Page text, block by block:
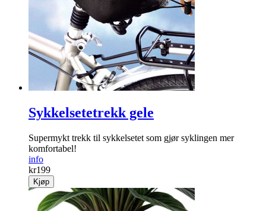
Sykkelsetetrekk gele
Supermykt trekk til sykkelsetet som gjør syklingen mer
komfortabel!
info
kr199
Kjøp